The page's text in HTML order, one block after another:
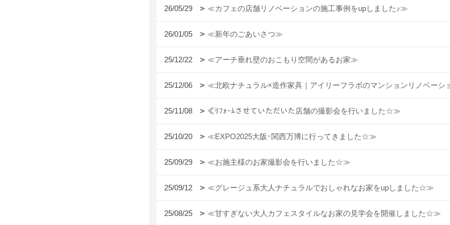
26/05/29 ≪カフェの店舗リノベーションの施工事例をupしました♪≫
26/01/05 ≪新年のごあいさつ≫
25/12/22 ≪アーチ垂れ壁のおこもり空間があるお家≫
25/12/06 ≪北欧ナチュラル×造作家具｜アイリーフラボのマンションリノベー
25/11/08 ≪ﾘﾌｫｰﾑさせていただいた店舗の撮影会を行いました☆≫
25/10/20 ≪EXPO2025大阪･関西万博に行ってきました☆≫
25/09/29 ≪お施主様のお家撮影会を行いました☆≫
25/09/12 ≪グレージュ系大人ナチュラルでおしゃれなお家をupしました☆≫
25/08/25 ≪甘すぎない大人カフェスタイルなお家の見学会を開催しました☆≫